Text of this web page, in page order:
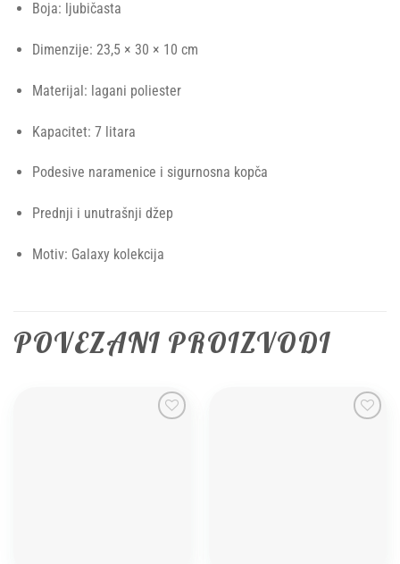
Boja: ljubičasta
Dimenzije: 23,5 × 30 × 10 cm
Materijal: lagani poliester
Kapacitet: 7 litara
Podesive naramenice i sigurnosna kopča
Prednji i unutrašnji džep
Motiv: Galaxy kolekcija
POVEZANI PROIZVODI